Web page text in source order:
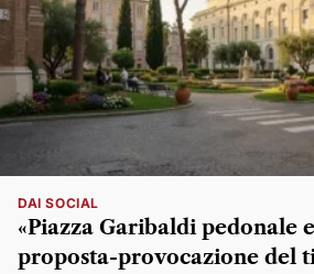
DAI SOCIAL
«Piazza Garibaldi pedonale
proposta-provocazione del